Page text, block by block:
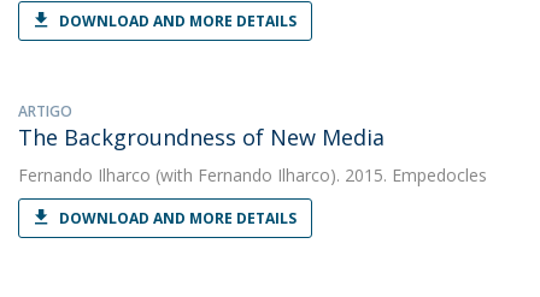
DOWNLOAD AND MORE DETAILS
ARTIGO
The Backgroundness of New Media
Fernando Ilharco (with Fernando Ilharco). 2015. Empedocles
DOWNLOAD AND MORE DETAILS